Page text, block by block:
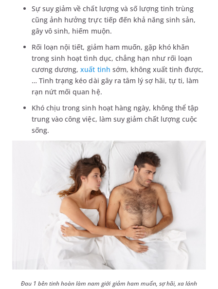
Sự suy giảm về chất lượng và số lượng tinh trùng
cũng ảnh hưởng trực tiếp đến khả năng sinh sản,
gây vô sinh, hiếm muộn.
Rối loạn nội tiết, giảm ham muốn, gặp khó khăn
trong sinh hoạt tình dục, chẳng hạn như rối loạn
cương dương,xuất tinh sớm, không xuất tinh được,
… Tình trạng kéo dài gây ra tâm lý sợ hãi, tự ti, làm
rạn nứt mối quan hệ.
Khó chịu trong sinh hoạt hàng ngày, không thể tập
trung vào công việc, làm suy giảm chất lượng cuộc
sống.
Đau 1 bên tinh hoàn làm nam giới giảm ham muốn, sợ hãi, xa lánh